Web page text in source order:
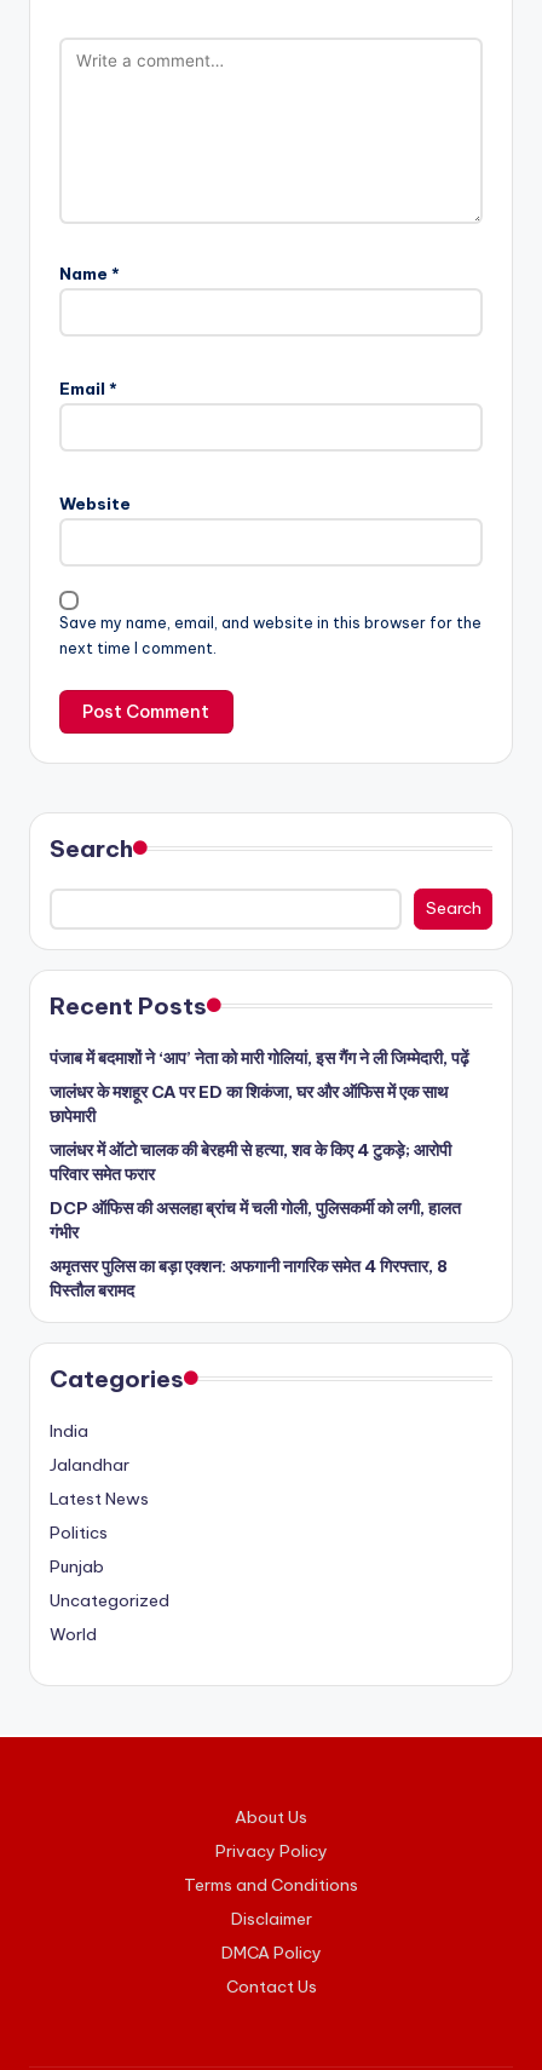
Name *
Email *
Website
Save my name, email, and website in this browser for the
next time I comment.
Search
Search
Recent Posts
पंजाब में बदमाशों ने ‘आप’ नेता को मारी गोलियां, इस गैंग ने ली जिम्मेदारी, पढ़ें
जालंधर के मशहूर CA पर ED का शिकंजा, घर और ऑफिस में एक साथ
छापेमारी
जालंधर में ऑटो चालक की बेरहमी से हत्या, शव के किए 4 टुकड़े; आरोपी
परिवार समेत फरार
DCP ऑफिस की असलहा ब्रांच में चली गोली, पुलिसकर्मी को लगी, हालत
गंभीर
अमृतसर पुलिस का बड़ा एक्शन: अफगानी नागरिक समेत 4 गिरफ्तार, 8
पिस्तौल बरामद
Categories
India
Jalandhar
Latest News
Politics
Punjab
Uncategorized
World
About Us
Privacy Policy
Terms and Conditions
Disclaimer
DMCA Policy
Contact Us